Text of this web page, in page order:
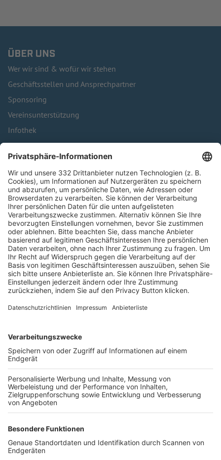
ÜBER UNS
Wer wir sind & wofür wir stehen
Geschäftsstellen und Ansprechpartner
Sponsoring
Vereinsunterstützung
Infothek
Kontakt
HÄUFIG BESUCHTE SEITEN
Pässe und Vereinswechsel
Trainerausbildung
Schulungsangebot Vereinsmitarbeiter
BFV-Geschäftsstellen
Trainerbörse
Login SpielPlus
FOLGE DEM BFV
TOP-VEREINE
TOP-PARTNER